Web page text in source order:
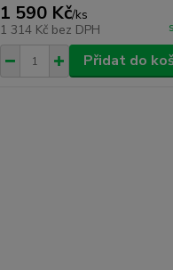
1 590 Kč/ks
1 314 Kč bez DPH
Přidat do